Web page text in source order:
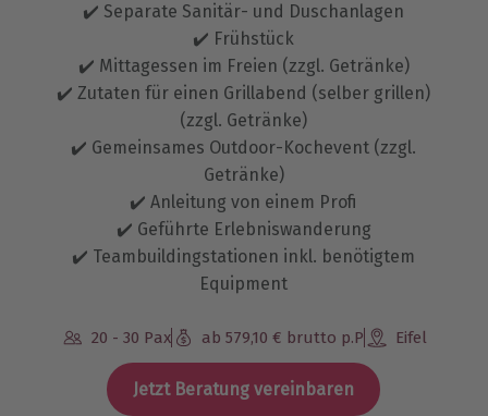
✔️ Separate Sanitär- und Duschanlagen
✔️ Frühstück
✔️ Mittagessen im Freien (zzgl. Getränke)
✔️ Zutaten für einen Grillabend (selber grillen)
(zzgl. Getränke)
✔️ Gemeinsames Outdoor-Kochevent (zzgl.
Getränke)
✔️ Anleitung von einem Profi
✔️ Geführte Erlebniswanderung
✔️ Teambuildingstationen inkl. benötigtem
Equipment
20 - 30 Pax ab 579,10 € brutto p.P Eifel
Jetzt Beratung vereinbaren